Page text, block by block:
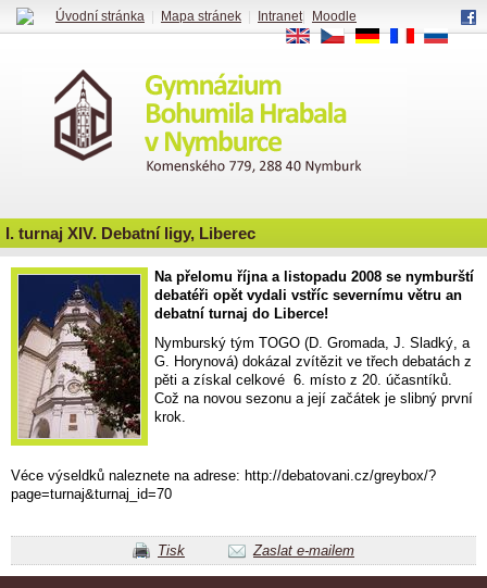
I. turnaj XIV. Debatní ligy, Liberec
Na přelomu října a listopadu 2008 se nymburští
debatéři opět vydali vstříc severnímu větru an
debatní turnaj do Liberce!
Nymburský tým TOGO (D. Gromada, J. Sladký, a
G. Horynová) dokázal zvítězit ve třech debatách z
pěti a získal celkové 6. místo z 20. účasntíků.
Což na novou sezonu a její začátek je slibný první
krok.
Véce výseldků naleznete na adrese: http://debatovani.cz/greybox/?
page=turnaj&turnaj_id=70
Tisk Zaslat e-mailem
Úvodní stránka Mapa stránek Intranet|
Moodle
EN
CS DE FR RU